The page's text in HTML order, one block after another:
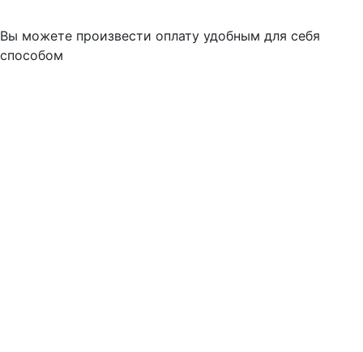
Вы можете произвести оплату удобным для себя
способом